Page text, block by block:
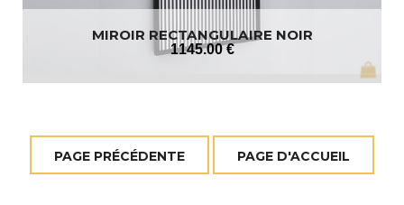
MIROIR RECTANGULAIRE NOIR
1145.00 €